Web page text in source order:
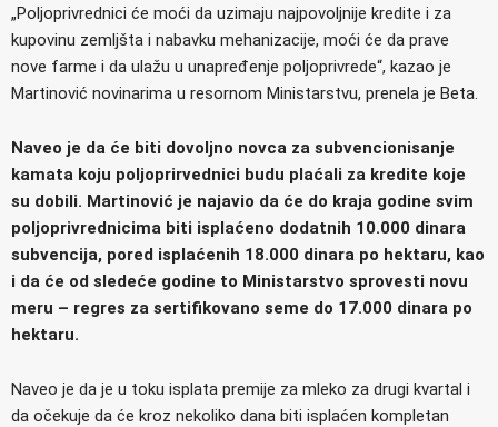
„Poljoprivrednici će moći da uzimaju najpovoljnije kredite i za
kupovinu zemljšta i nabavku mehanizacije, moći će da prave
nove farme i da ulažu u unapređenje poljoprivrede“, kazao je
Martinović novinarima u resornom Ministarstvu, prenela je Beta.
Naveo je da će biti dovoljno novca za subvencionisanje
kamata koju poljoprirvednici budu plaćali za kredite koje
su dobili. Martinović je najavio da će do kraja godine svim
poljoprivrednicima biti isplaćeno dodatnih 10.000 dinara
subvencija, pored isplaćenih 18.000 dinara po hektaru, kao
i da će od sledeće godine to Ministarstvo sprovesti novu
meru – regres za sertifikovano seme do 17.000 dinara po
hektaru.
Naveo je da je u toku isplata premije za mleko za drugi kvartal i
da očekuje da će kroz nekoliko dana biti isplaćen kompletan